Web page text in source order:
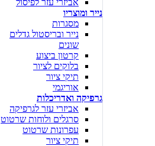
אביזרי עזר לפיסול
נייר ומוצריו
מסגרות
נייר ובריסטול גדלים
שונים
קרטון ביצוע
בלוקים לציור
תיקי ציור
אוריגמי
גרפיקה ואדריכלות
אביזרי עזר לגרפיקה
סרגלים ולוחות שרטוט
עפרונות שרטוט
תיקי ציור